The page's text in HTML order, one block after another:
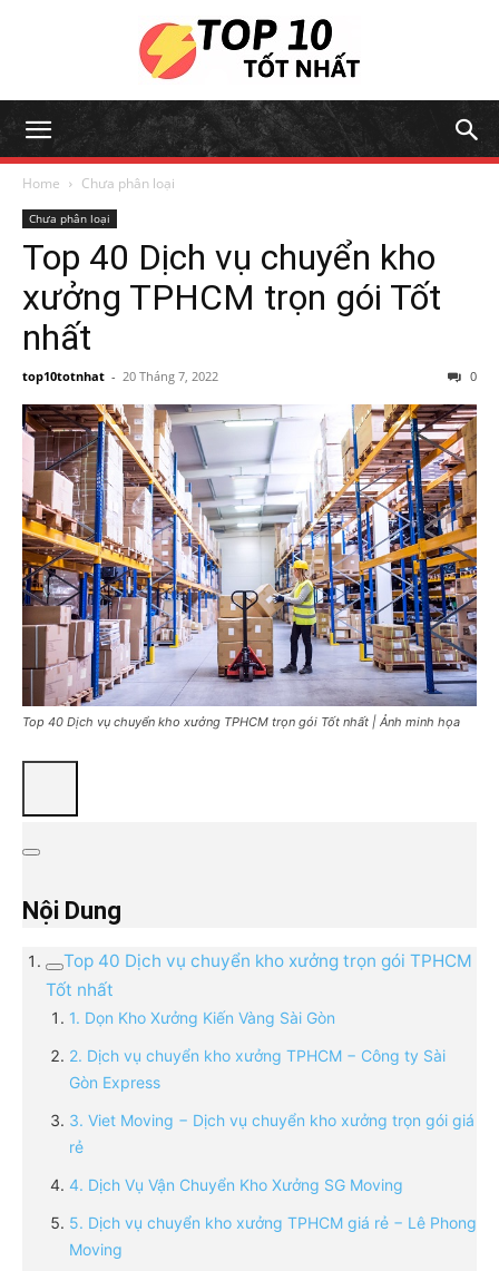
Home Chưa phân loại
Chưa phân loại
Top 40 Dịch vụ chuyển kho
xưởng TPHCM trọn gói Tốt
nhất
top10totnhat - 20 Tháng 7, 2022 0
Top 40 Dịch vụ chuyển kho xưởng TPHCM trọn gói Tốt nhất | Ảnh minh họa
Nội Dung
Top 40 Dịch vụ chuyển kho xưởng trọn gói TPHCM
Tốt nhất
1. Dọn Kho Xưởng Kiến Vàng Sài Gòn
2. Dịch vụ chuyển kho xưởng TPHCM − Công ty Sài
Gòn Express
3. Viet Moving − Dịch vụ chuyển kho xưởng trọn gói giá
rẻ
4. Dịch Vụ Vận Chuyển Kho Xưởng SG Moving
5. Dịch vụ chuyển kho xưởng TPHCM giá rẻ − Lê Phong
Moving